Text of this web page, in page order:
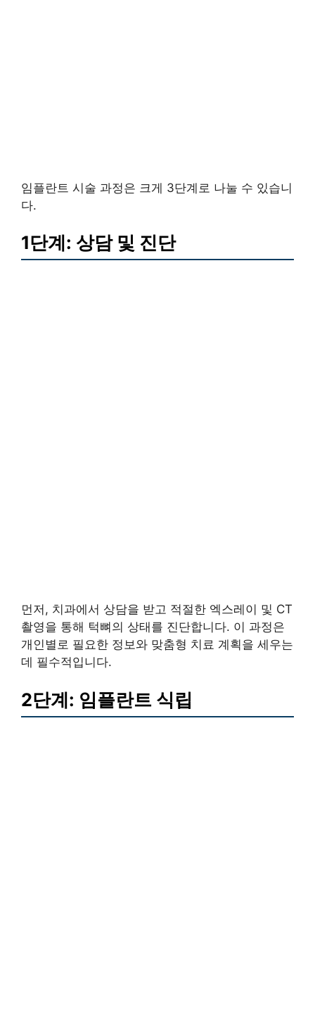
임플란트 시술 과정은 크게 3단계로 나눌 수 있습니
다.
1단계: 상담 및 진단
먼저, 치과에서 상담을 받고 적절한 엑스레이 및 CT
촬영을 통해 턱뼈의 상태를 진단합니다. 이 과정은
개인별로 필요한 정보와 맞춤형 치료 계획을 세우는
데 필수적입니다.
2단계: 임플란트 식립